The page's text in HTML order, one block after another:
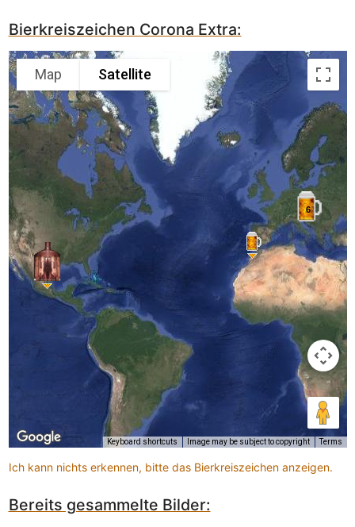
Bierkreiszeichen Corona Extra:
6
Map Satellite
Keyboard shortcuts Image may be subject to copyright Terms
Ich kann nichts erkennen, bitte das Bierkreiszeichen anzeigen.
Bereits gesammelte Bilder: